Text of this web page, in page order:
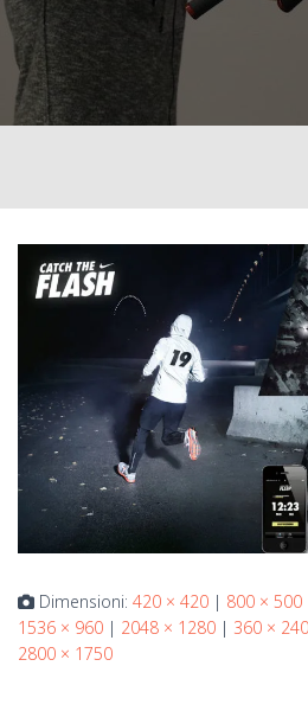
Dimensioni: 420 × 420 | 800 × 500
1536 × 960 | 2048 × 1280 | 360 × 240
2800 × 1750